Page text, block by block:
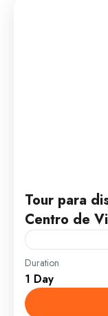
Tour para
Centro de
(Este tour se
Duration
1 Day